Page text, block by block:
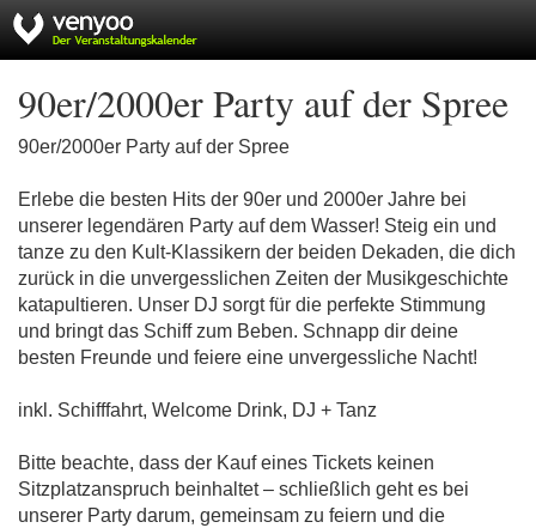
90er/2000er Party auf der Spree
90er/2000er Party auf der Spree
Erlebe die besten Hits der 90er und 2000er Jahre bei
unserer legendären Party auf dem Wasser! Steig ein und
tanze zu den Kult-Klassikern der beiden Dekaden, die dich
zurück in die unvergesslichen Zeiten der Musikgeschichte
katapultieren. Unser DJ sorgt für die perfekte Stimmung
und bringt das Schiff zum Beben. Schnapp dir deine
besten Freunde und feiere eine unvergessliche Nacht!
inkl. Schifffahrt, Welcome Drink, DJ + Tanz
Bitte beachte, dass der Kauf eines Tickets keinen
Sitzplatzanspruch beinhaltet – schließlich geht es bei
unserer Party darum, gemeinsam zu feiern und die